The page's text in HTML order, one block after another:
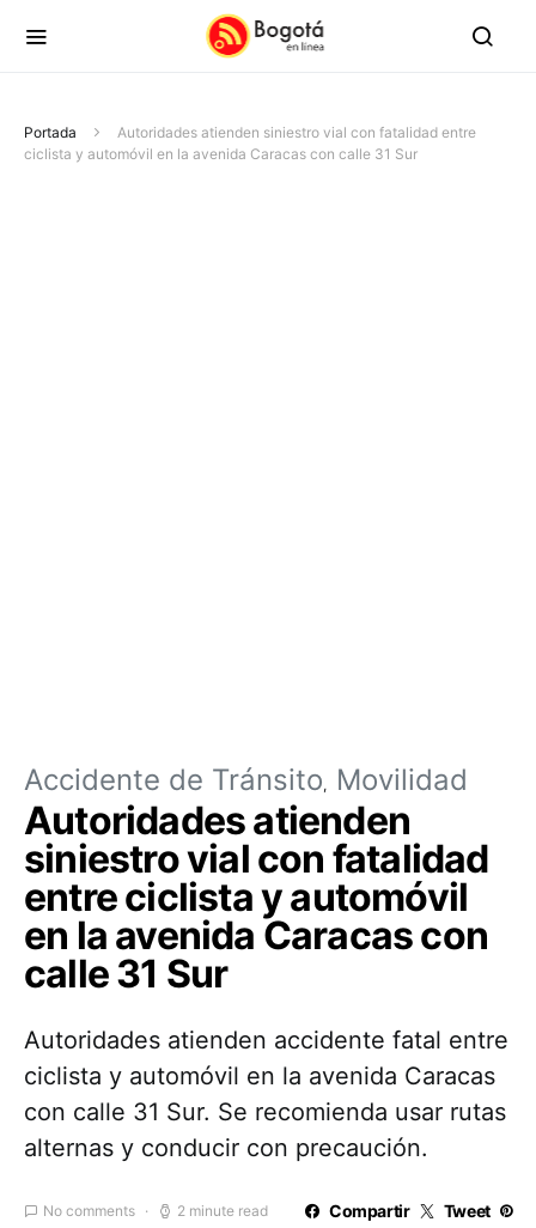
Portada
Autoridades atienden siniestro vial con fatalidad entre
ciclista y automóvil en la avenida Caracas con calle 31 Sur
Accidente de Tránsito Movilidad
Autoridades atienden
siniestro vial con fatalidad
entre ciclista y automóvil
en la avenida Caracas con
calle 31 Sur
Autoridades atienden accidente fatal entre
ciclista y automóvil en la avenida Caracas
con calle 31 Sur. Se recomienda usar rutas
alternas y conducir con precaución.
No comments 2 minute read Compartir Tweet